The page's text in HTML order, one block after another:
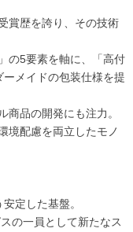
賞歴を誇り、その技術
の5要素を軸に、「高付
メイドの包装仕様を提
商品の開発にも注力。
境配慮を両立したモノ
定した基盤。
の一員として新たなス